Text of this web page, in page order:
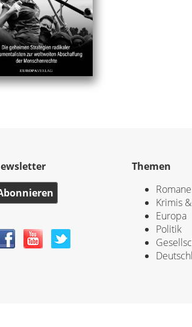
Themen
Romane
Krimis
Europa
Politik